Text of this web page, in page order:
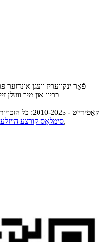
פֿאַר ינקוועריז וועגן
אונדז דיין E- בריוו און מיר וועלן זיין קאָנטאַקט אין 24 שעה.
© קאַפּירייט - 2010-2023: כל הזכויות שמורות.
סימלאַס קורצע,